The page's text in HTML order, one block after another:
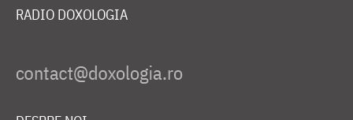
RADIO DOXOLOGIA